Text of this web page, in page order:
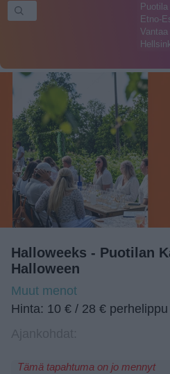
Etno-
Halloweeks - Puotilan
Halloween
Muut menot
Hinta: 10 € / 28 € perhelippu
Tämä tapahtuma on jo mennyt